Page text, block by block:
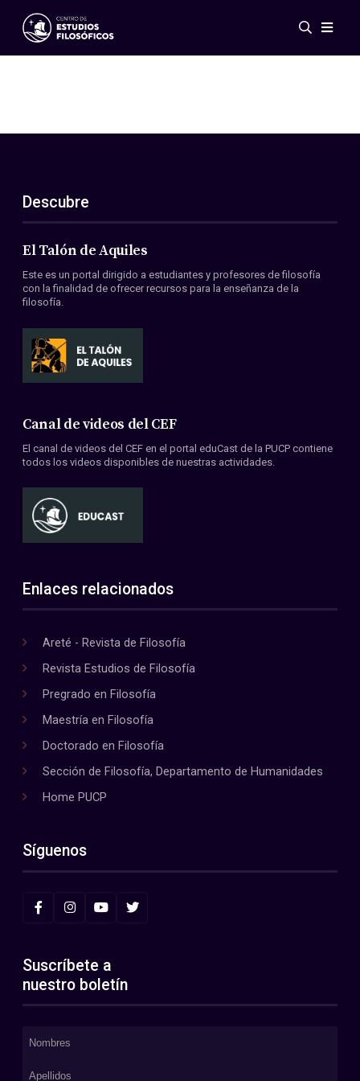
Eventos
ES
EN
Acerca de nosotros
Miembros
Convenios
Descubre
El Talón de Aquiles
Este es un portal dirigido a estudiantes y profesores de filosofía
con la finalidad de ofrecer recursos para la enseñanza de la
filosofía.
Canal de videos del CEF
El canal de videos del CEF en el portal eduCast de la PUCP contiene
todos los videos disponibles de nuestras actividades.
Enlaces relacionados
Areté - Revista de Filosofía
Revista Estudios de Filosofía
Pregrado en Filosofía
Maestría en Filosofía
Doctorado en Filosofía
Sección de Filosofía, Departamento de Humanidades
Home PUCP
Síguenos
Suscríbete a
nuestro boletín